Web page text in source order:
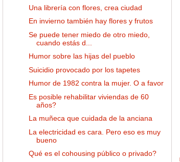
Una librería con flores, crea ciudad
En invierno también hay flores y frutos
Se puede tener miedo de otro miedo,
cuando estás d...
Humor sobre las hijas del pueblo
Suicidio provocado por los tapetes
Humor de 1982 contra la mujer. O a favor
Es posible rehabilitar viviendas de 60
años?
La muñeca que cuidada de la anciana
La electricidad es cara. Pero eso es muy
bueno
Qué es el cohousing público o privado?